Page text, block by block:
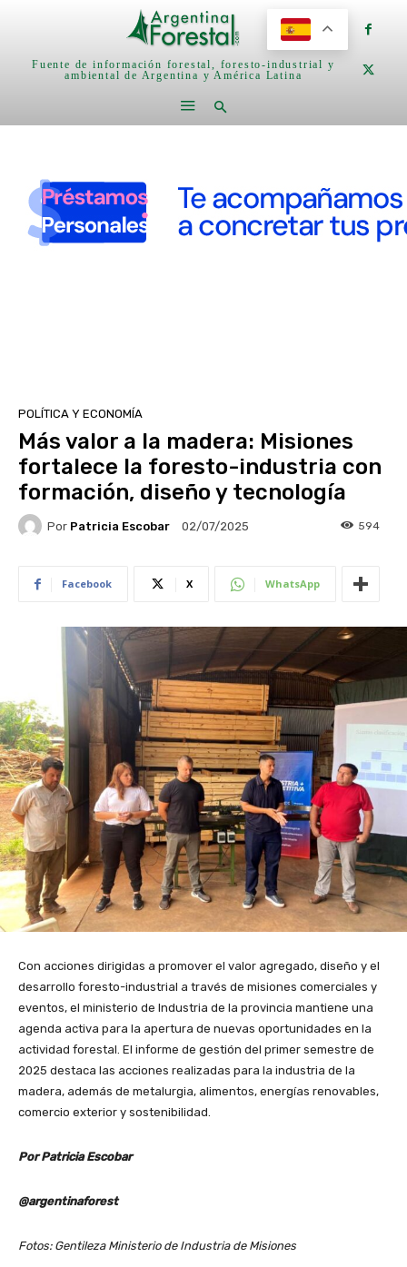
Fuente de información forestal, foresto-industrial y
ambiental de Argentina y América Latina
POLÍTICA Y ECONOMÍA
Más valor a la madera: Misiones
fortalece la foresto-industria con
formación, diseño y tecnología
Por Patricia Escobar 02/07/2025 594
Facebook X WhatsApp
Con acciones dirigidas a promover el valor agregado, diseño y el
desarrollo foresto-industrial a través de misiones comerciales y
eventos, el ministerio de Industria de la provincia mantiene una
agenda activa para la apertura de nuevas oportunidades en la
actividad forestal. El informe de gestión del primer semestre de
2025 destaca las acciones realizadas para la industria de la
madera, además de metalurgia, alimentos, energías renovables,
comercio exterior y sostenibilidad.
Por Patricia Escobar
@argentinaforest
Fotos: Gentileza Ministerio de Industria de Misiones